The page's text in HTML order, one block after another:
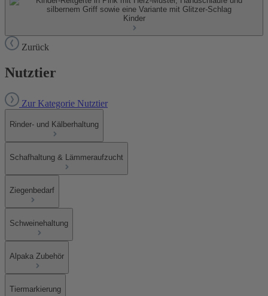
Kinder
Zurück
Nutztier
Zur Kategorie Nutztier
Rinder- und Kälberhaltung
Schafhaltung & Lämmeraufzucht
Ziegenbedarf
Schweinehaltung
Alpaka Zubehör
Tiermarkierung